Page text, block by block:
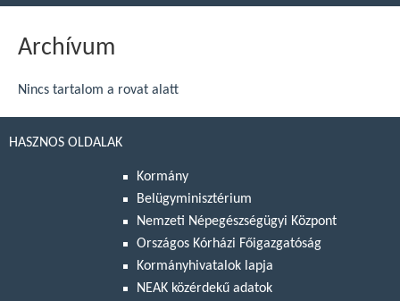
Archívum
Nincs tartalom a rovat alatt
HASZNOS OLDALAK
Kormány
Belügyminisztérium
Nemzeti Népegészségügyi Központ
Országos Kórházi Főigazgatóság
Kormányhivatalok lapja
NEAK közérdekű adatok